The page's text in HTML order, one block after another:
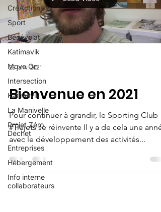
CréActions
Sport
Bénévolat
Katimavik
Move On
Intersection
Katimavik
La Manivelle
Projet Zéro
Déchet
Entreprises
Hébergement
Info interne
collaborateurs
25 janv. 2021
Bienvenue en 2021
Pour continuer à grandir, le Sporting Club
#Trajets se réinvente Il y a de cela une
avec le développement des activités...